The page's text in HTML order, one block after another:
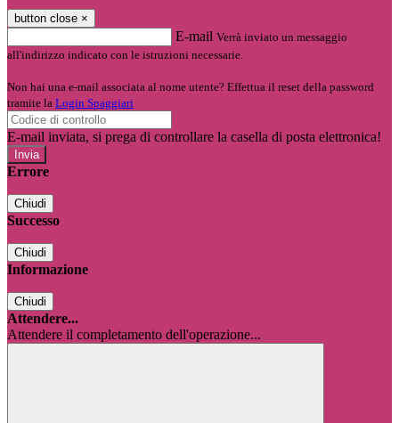
button close ×
E-mail Verrà inviato un messaggio
all'indirizzo indicato con le istruzioni necessarie.
Non hai una e-mail associata al nome utente? Effettua il reset della password
tramite la Login Spaggiari
E-mail inviata, si prega di controllare la casella di posta elettronica!
Errore
Chiudi
Successo
Chiudi
Informazione
Chiudi
Attendere...
Attendere il completamento dell'operazione...